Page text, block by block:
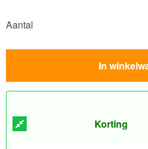
Aantal
In
Korting